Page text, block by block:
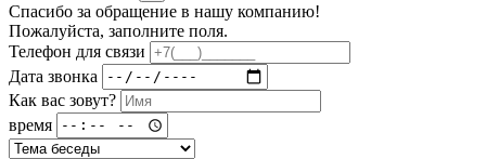
Спасибо за обращение в нашу компанию!
Пожалуйста, заполните поля.
Телефон для связи
Дата звонка
Как вас зовут?
время